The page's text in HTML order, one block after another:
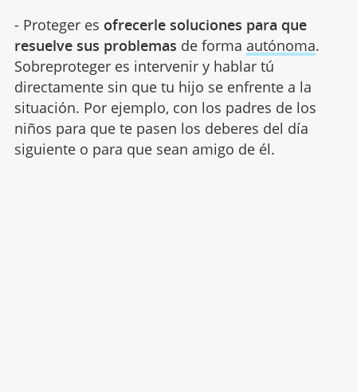
- Proteger es ofrecerle soluciones para que
resuelve sus problemas de forma autónoma.
Sobreproteger es intervenir y hablar tú
directamente sin que tu hijo se enfrente a la
situación. Por ejemplo, con los padres de los
niños para que te pasen los deberes del día
siguiente o para que sean amigo de él.